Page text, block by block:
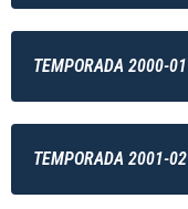
TEMPORADA 2000-01
TEMPORADA 2001-02